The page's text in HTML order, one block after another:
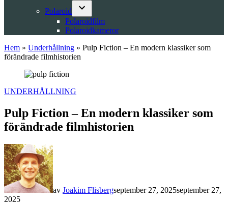
Polaroid
Open
dropdown
menu
Polaroidfilm
Polaroidkameror
Hem » Underhållning » Pulp Fiction – En modern klassiker som
förändrade filmhistorien
POSTED
UNDERHÅLLNING
Pulp Fiction – En modern klassiker som
förändrade filmhistorien
av Joakim Flisbergseptember 27, 2025september 27,
2025